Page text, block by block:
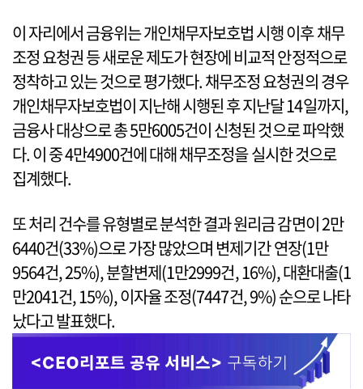
이 자리에서 금융위는 개인채무자보호법 시행 이후 채무
조정 요청권 등 새로운 제도가 현장에 비교적 안정적으로
정착하고 있는 것으로 평가했다. 채무조정 요청권의 경우
개인채무자보호법이 지난해 시행된 후 지난달 14일까지,
금융사 대상으로 총 5만6005건이 신청된 것으로 파악했
다. 이 중 4만4900건에 대해 채무조정을 실시한 것으로
집계했다.
또 처리 건수를 유형별로 분석한 결과 원리금 감면이 2만
6440건(33%)으로 가장 많았으며 변제기간 연장(1만
9564건, 25%), 분할변제(1만2999건, 16%), 대환대출(1
만2041건, 15%), 이자율 조정(7447건, 9%) 순으로 나타
났다고 발표했다.